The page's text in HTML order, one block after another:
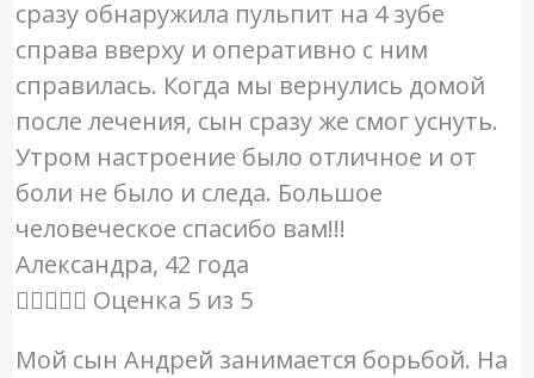
сразу обнаружила пульпит на 4 зубе
справа вверху и оперативно с ним
справилась. Когда мы вернулись домой
после лечения, сын сразу же смог уснуть.
Утром настроение было отличное и от
боли не было и следа. Большое
человеческое спасибо вам!!!
Александра, 42 года
 Оценка 5 из 5
Мой сын Андрей занимается борьбой. На